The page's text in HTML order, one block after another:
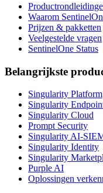
Waarom
Prijzen & pakketten
Veelgestelde vragen
SentinelOne Status
Belangrijkste
Singularity Platform
Singularity
Singularity Cloud
Prompt Security
Singularity AI-
Singularity Identity
Singularity
Purple AI
Oplossingen